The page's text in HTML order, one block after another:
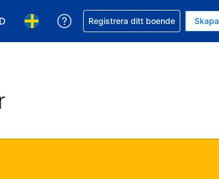
valuta. Din nuvarande valuta är Amerikanska
Välj språk. Ditt nuvarande språk är Svenska
Få hjälp med din bokning
Registrera ditt boende